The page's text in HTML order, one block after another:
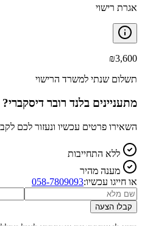
אגרת רישוי
₪3,600
תשלום שנתי למשרד הרישוי
מתעניינים בלנד רובר דיסקברי?
השאירו פרטים עכשיו ונעזור לכם
ללא התחייבות
מענה מהיר
או חייגו עכשיו:058-7809093
קבלו הצעה